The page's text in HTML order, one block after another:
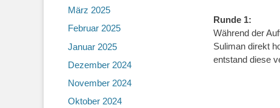
Runde 1:
Während der
Suliman direkt
entstand diese
März 2025
Februar 2025
Januar 2025
Dezember 2024
November 2024
Oktober 2024